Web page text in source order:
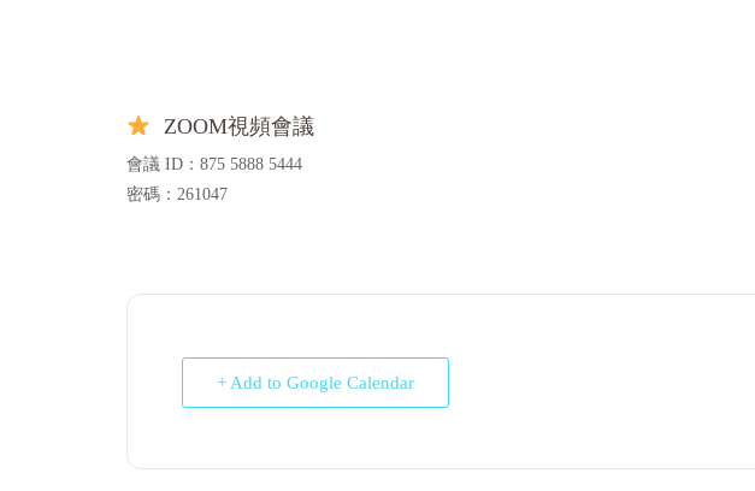
ZOOM視頻會議
會議 ID：875 5888 5444
密碼：261047
+ Add to Google Calendar